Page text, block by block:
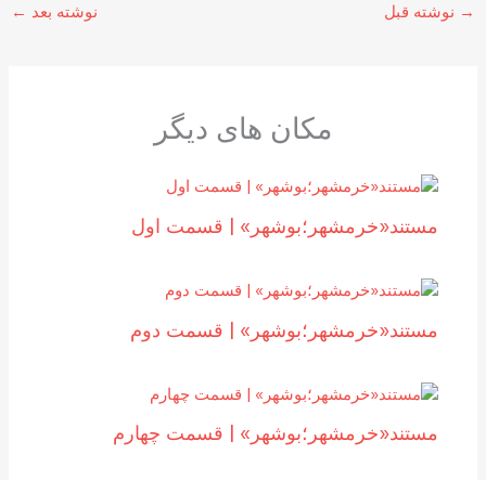
→ نوشته قبل نوشته بعد ←
مکان های دیگر
مستند«خرمشهر؛بوشهر» | قسمت اول
مستند«خرمشهر؛بوشهر» | قسمت دوم
مستند«خرمشهر؛بوشهر» | قسمت چهارم